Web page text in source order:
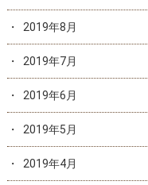
2019年8月
2019年7月
2019年6月
2019年5月
2019年4月